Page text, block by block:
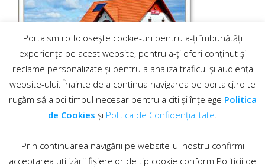
Portalsm.ro folosește cookie-uri pentru a-ți îmbunătăți
experiența pe acest website, pentru a-ți oferi conținut și
reclame personalizate și pentru a analiza traficul și audiența
website-ului. Înainte de a continua navigarea pe portalcj.ro te
rugăm să aloci timpul necesar pentru a citi și înțelege Politica
de Cookies și Politica de Confidențialitate.
Prin continuarea navigării pe website-ul nostru confirmi
acceptarea utilizării fișierelor de tip cookie conform Politicii de